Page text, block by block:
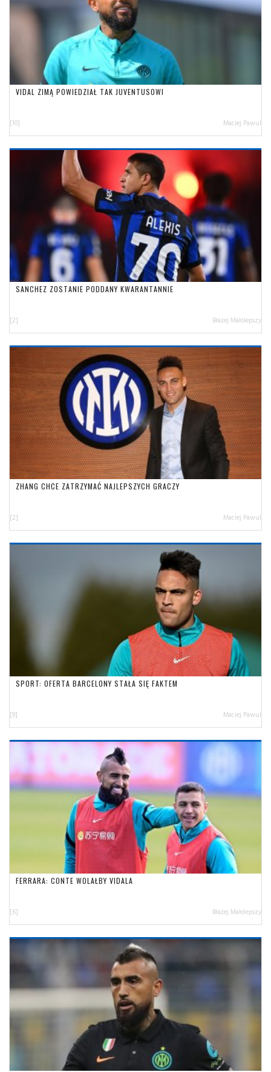
VIDAL ZIMĄ POWIEDZIAŁ TAK JUVENTUSOWI
[10] Maciej Pawul
SANCHEZ ZOSTANIE PODDANY KWARANTANNIE
[2] Błażej Małolepszy
ZHANG CHCE ZATRZYMAĆ NAJLEPSZYCH GRACZY
[2] Maciej Pawul
SPORT: OFERTA BARCELONY STAŁA SIĘ FAKTEM
[9] Maciej Pawul
FERRARA: CONTE WOLAŁBY VIDALA
[6] Błażej Małolepszy